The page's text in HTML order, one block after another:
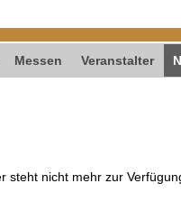
Messen Veranstalter
steht nicht mehr zur